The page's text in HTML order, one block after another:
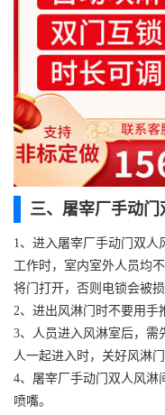
三、屠宰厂手动门
1、进入屠宰厂手动门双
工作时，室内室外人员均
将门打开，否则电锁会被损
2、进出风淋门时不要用
3、人员进入风淋室后，需
人一起进入时，关好风淋
4、屠宰厂手动门双人风淋
喷嘴。